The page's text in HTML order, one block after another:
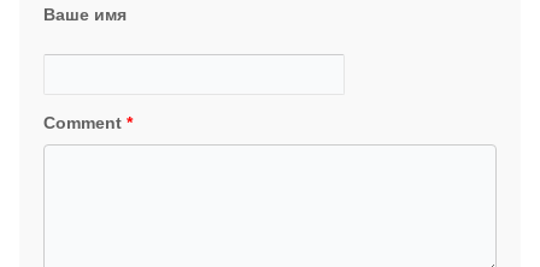
Ваше имя
Comment *